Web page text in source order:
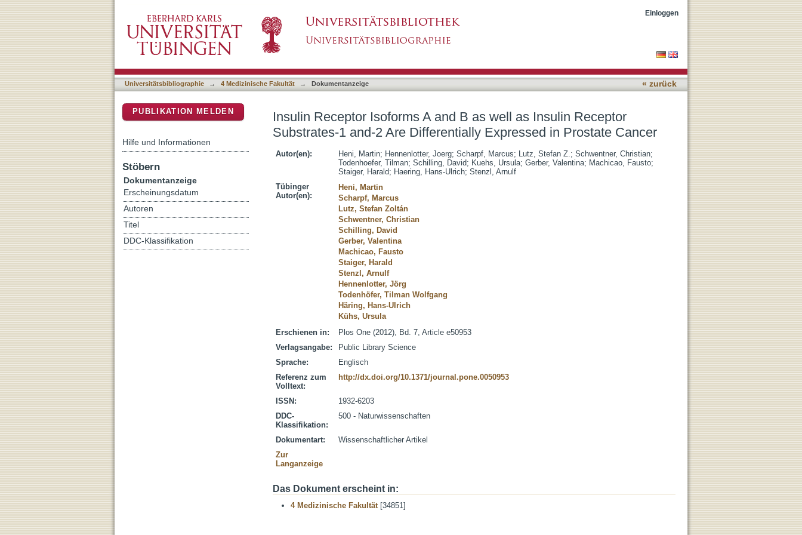
Insulin Receptor Isoforms A and B as well as Insulin Receptor Substrates-1 and-2 Are Differentially
Expressed in Prostate Cancer
Einloggen
Universitätsbibliographie → 4 Medizinische Fakultät → Dokumentanzeige « zurück
Insulin Receptor Isoforms A and B as well as Insulin Receptor
Substrates-1 and-2 Are Differentially Expressed in Prostate Cancer
Autor(en): Heni, Martin; Hennenlotter, Joerg; Scharpf, Marcus; Lutz, Stefan Z.; Schwentner, Christian;
Todenhoefer, Tilman; Schilling, David; Kuehs, Ursula; Gerber, Valentina; Machicao, Fausto;
Staiger, Harald; Haering, Hans-Ulrich; Stenzl, Arnulf
Tübinger
Autor(en):
Heni, Martin
Scharpf, Marcus
Lutz, Stefan Zoltán
Schwentner, Christian
Schilling, David
Gerber, Valentina
Machicao, Fausto
Staiger, Harald
Stenzl, Arnulf
Hennenlotter, Jörg
Todenhöfer, Tilman Wolfgang
Häring, Hans-Ulrich
Kühs, Ursula
Erschienen in:
Plos One (2012), Bd. 7, Article e50953
Verlagsangabe:
Public Library Science
Sprache:
Englisch
Referenz zum
Volltext:
http://dx.doi.org/10.1371/journal.pone.0050953
ISSN:
1932-6203
DDC-
Klassifikation:
500 - Naturwissenschaften
Dokumentart:
Wissenschaftlicher Artikel
Zur
Langanzeige
Das Dokument erscheint in:
4 Medizinische Fakultät[34851]
PUBLIKATION MELDEN
Hilfe und Informationen
Stöbern
Dokumentanzeige
Erscheinungsdatum
Autoren
Titel
DDC-Klassifikation